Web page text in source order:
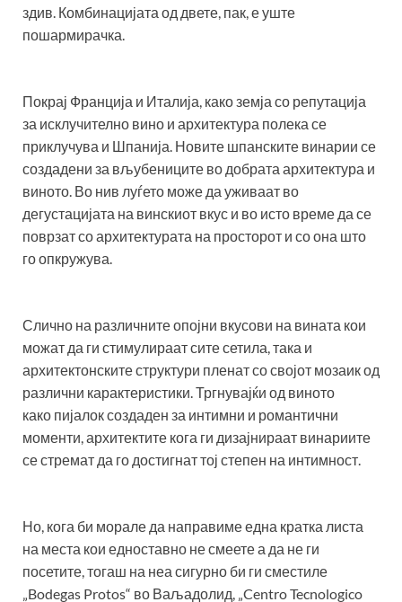
здив. Комбинацијата од двете, пак, е уште
пошармирачка.
Покрај Франција и Италија, како земја со репутација
за исклучително вино и архитектура полека се
приклучува и Шпанија. Новите шпанските винарии се
создадени за вљубениците во добрата архитектура и
виното. Во нив луѓето може да уживаат во
дегустацијата на винскиот вкус и во исто време да се
поврзат со архитектурата на просторот и со она што
го опкружува.
Слично на различните опојни вкусови на вината кои
можат да ги стимулираат сите сетила, така и
архитектонските структури пленат со својот мозаик од
различни карактеристики. Тргнувајќи од виното
како пијалок создаден за интимни и романтични
моменти, архитектите кога ги дизајнираат винариите
се стремат да го достигнат тој степен на интимност.
Но, кога би морале да направиме една кратка листа
на места кои едноставно не смеете а да не ги
посетите, тогаш на неа сигурно би ги сместиле
„Bodegas Protos“ во Ваљадолид, „Centro Tecnologico